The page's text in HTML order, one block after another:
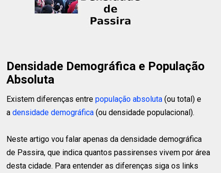
Densidade Demográfica e População
Absoluta
Existem diferenças entrepopulação absoluta (ou total) e
adensidade demográfica (ou densidade populacional).
Neste artigo vou falar apenas da densidade demográfica
de Passira, que indica quantos passirenses vivem por área
desta cidade. Para entender as diferenças siga os links